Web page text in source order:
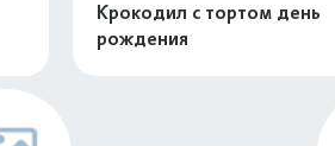
Крокодил с тортом день
рождения